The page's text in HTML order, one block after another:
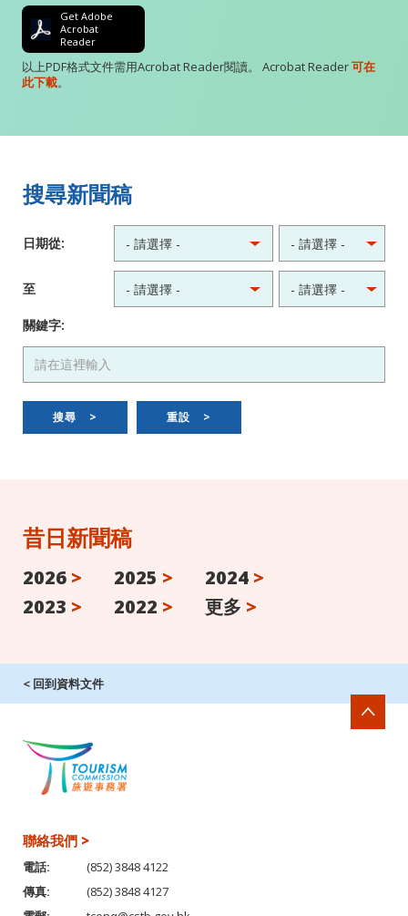
Get Adobe
Acrobat
Reader
以上PDF格式文件需用Acrobat Reader閱讀。 Acrobat Reader可在
此下載。
搜尋新聞稿
日期從:
至
關鍵字:
搜尋 > 重設 >
昔日新聞稿
2026 > 2025 > 2024 >
2023 > 2022 > 更多 >
< 回到資料文件
聯絡我們 >
電話:
(852) 3848 4122
傳真:
(852) 3848 4127